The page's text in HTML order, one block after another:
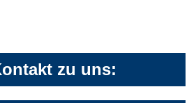
zu uns: